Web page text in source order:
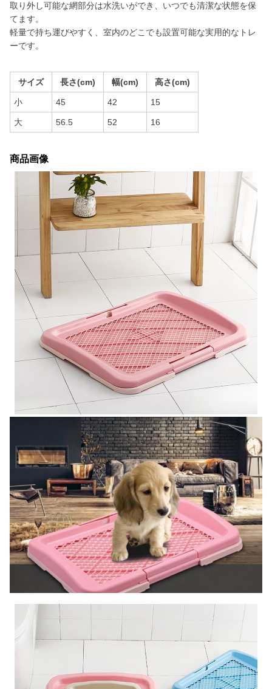
取り外し可能な網部分は水洗いができ、いつでも清潔な状態を保
てます。
軽量で持ち運びやすく、室内のどこでも設置可能な実用的なトレ
ーです。
サイズ 長さ(cm) 幅(cm) 高さ(cm)
小 45 42 15
大 56.5 52 16
商品画像